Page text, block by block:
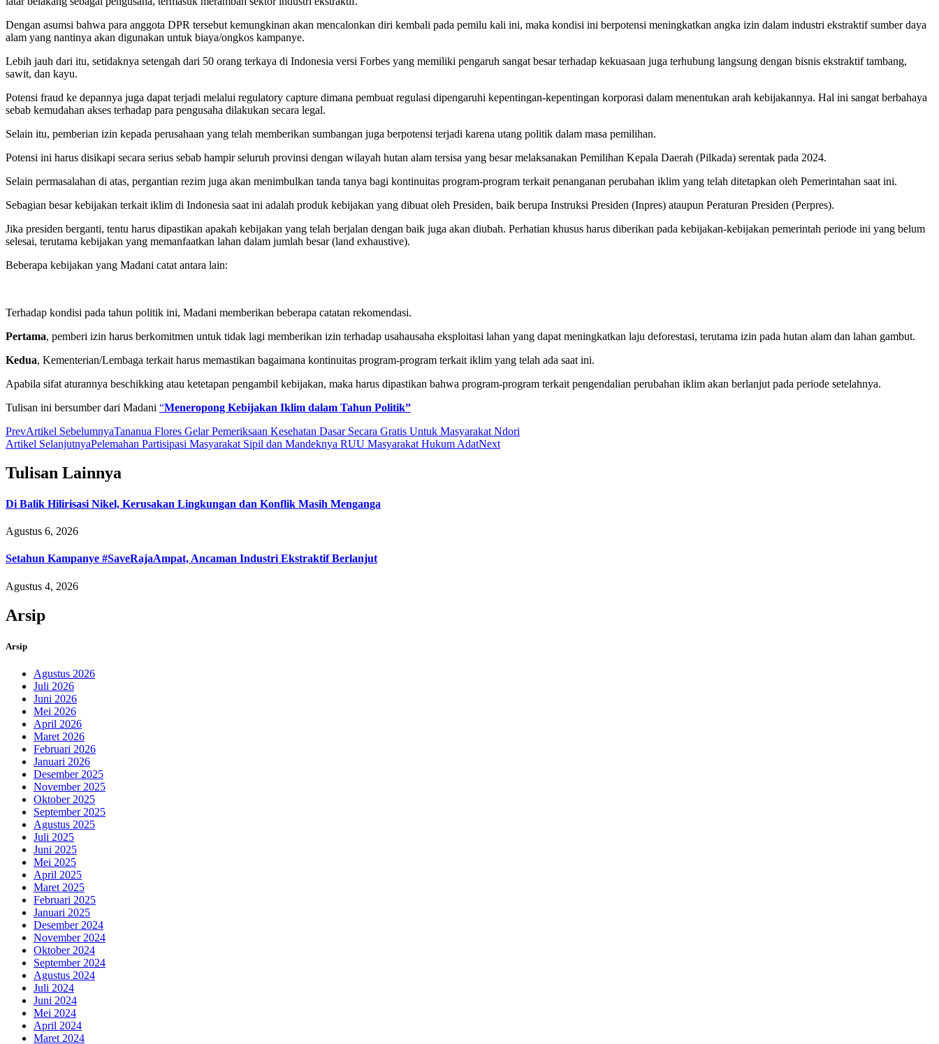
Dengan asumsi bahwa para anggota DPR tersebut kemungkinan akan mencalonkan diri kembali pada pemilu kali ini, maka kondisi ini berpotensi meningkatkan angka izin dalam industri ekstraktif sumber daya
alam yang nantinya akan digunakan untuk biaya/ongkos kampanye.
Lebih jauh dari itu, setidaknya setengah dari 50 orang terkaya di Indonesia versi Forbes yang memiliki pengaruh sangat besar terhadap kekuasaan juga terhubung langsung dengan bisnis ekstraktif tambang,
sawit, dan kayu.
Potensi fraud ke depannya juga dapat terjadi melalui regulatory capture dimana pembuat regulasi dipengaruhi kepentingan-kepentingan korporasi dalam menentukan arah kebijakannya. Hal ini sangat berbahaya
sebab kemudahan akses terhadap para pengusaha dilakukan secara legal.
Selain itu, pemberian izin kepada perusahaan yang telah memberikan sumbangan juga berpotensi terjadi karena utang politik dalam masa pemilihan.
Potensi ini harus disikapi secara serius sebab hampir seluruh provinsi dengan wilayah hutan alam tersisa yang besar melaksanakan Pemilihan Kepala Daerah (Pilkada) serentak pada 2024.
Selain permasalahan di atas, pergantian rezim juga akan menimbulkan tanda tanya bagi kontinuitas program-program terkait penanganan perubahan iklim yang telah ditetapkan oleh Pemerintahan saat ini.
Sebagian besar kebijakan terkait iklim di Indonesia saat ini adalah produk kebijakan yang dibuat oleh Presiden, baik berupa Instruksi Presiden (Inpres) ataupun Peraturan Presiden (Perpres).
Jika presiden berganti, tentu harus dipastikan apakah kebijakan yang telah berjalan dengan baik juga akan diubah. Perhatian khusus harus diberikan pada kebijakan-kebijakan pemerintah periode ini yang belum
selesai, terutama kebijakan yang memanfaatkan lahan dalam jumlah besar (land exhaustive).
Beberapa kebijakan yang Madani catat antara lain:
Terhadap kondisi pada tahun politik ini, Madani memberikan beberapa catatan rekomendasi.
Pertama, pemberi izin harus berkomitmen untuk tidak lagi memberikan izin terhadap usahausaha eksploitasi lahan yang dapat meningkatkan laju deforestasi, terutama izin pada hutan alam dan lahan gambut.
Kedua, Kementerian/Lembaga terkait harus memastikan bagaimana kontinuitas program-program terkait iklim yang telah ada saat ini.
Apabila sifat aturannya beschikking atau ketetapan pengambil kebijakan, maka harus dipastikan bahwa program-program terkait pengendalian perubahan iklim akan berlanjut pada periode setelahnya.
Tulisan ini bersumber dari Madani “Meneropong Kebijakan Iklim dalam Tahun Politik”
PrevArtikel SebelumnyaTananua Flores Gelar Pemeriksaan Kesehatan Dasar Secara Gratis Untuk Masyarakat Ndori
Artikel SelanjutnyaPelemahan Partisipasi Masyarakat Sipil dan Mandeknya RUU Masyarakat Hukum AdatNext
Tulisan Lainnya
Di Balik Hilirisasi Nikel, Kerusakan Lingkungan dan Konflik Masih Menganga
Agustus 6, 2026
Setahun Kampanye #SaveRajaAmpat, Ancaman Industri Ekstraktif Berlanjut
Agustus 4, 2026
Arsip
Arsip
Agustus 2026
Juli 2026
Juni 2026
Mei 2026
April 2026
Maret 2026
Februari 2026
Januari 2026
Desember 2025
November 2025
Oktober 2025
September 2025
Agustus 2025
Juli 2025
Juni 2025
Mei 2025
April 2025
Maret 2025
Februari 2025
Januari 2025
Desember 2024
November 2024
Oktober 2024
September 2024
Agustus 2024
Juli 2024
Juni 2024
Mei 2024
April 2024
Maret 2024